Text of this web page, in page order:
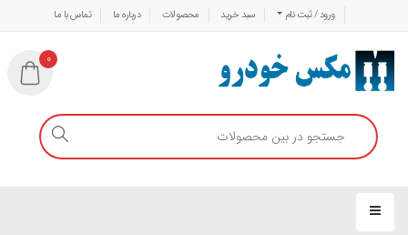
ورود / ثبت نام سبد خرید محصولات درباره ما تماس با ما
0